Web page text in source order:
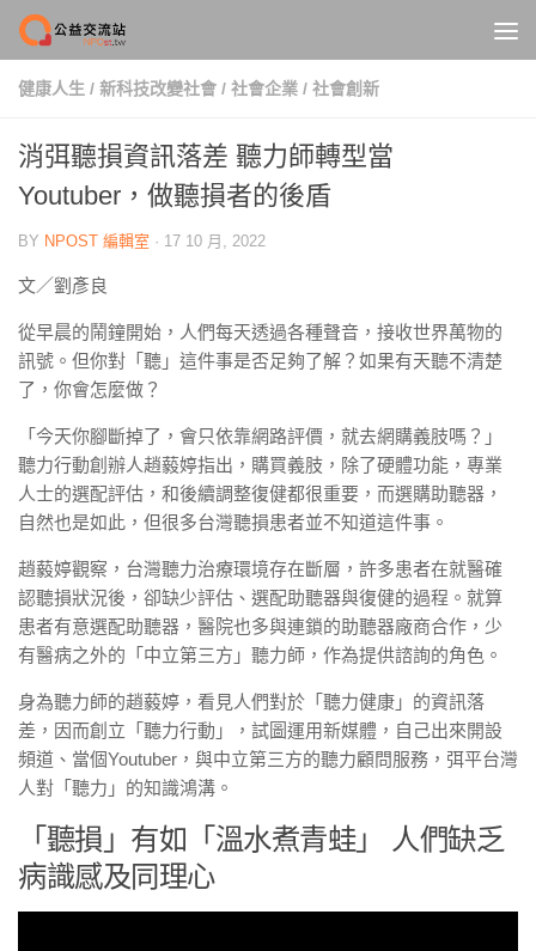
Skip to content
健康人生 / 新科技改變社會 / 社會企業 / 社會創新
消弭聽損資訊落差 聽力師轉型當
Youtuber，做聽損者的後盾
BY NPOST 編輯室 · 17 10 月, 2022
文／劉彥良
從早晨的鬧鐘開始，人們每天透過各種聲音，接收世界萬物的
訊號。但你對「聽」這件事是否足夠了解？如果有天聽不清楚
了，你會怎麼做？
「今天你腳斷掉了，會只依靠網路評價，就去網購義肢嗎？」
聽力行動創辦人趙藙婷指出，購買義肢，除了硬體功能，專業
人士的選配評估，和後續調整復健都很重要，而選購助聽器，
自然也是如此，但很多台灣聽損患者並不知道這件事。
趙藙婷觀察，台灣聽力治療環境存在斷層，許多患者在就醫確
認聽損狀況後，卻缺少評估、選配助聽器與復健的過程。就算
患者有意選配助聽器，醫院也多與連鎖的助聽器廠商合作，少
有醫病之外的「中立第三方」聽力師，作為提供諮詢的角色。
身為聽力師的趙藙婷，看見人們對於「聽力健康」的資訊落
差，因而創立「聽力行動」，試圖運用新媒體，自己出來開設
頻道、當個Youtuber，與中立第三方的聽力顧問服務，弭平台灣
人對「聽力」的知識鴻溝。
「聽損」有如「溫水煮青蛙」 人們缺乏
病識感及同理心